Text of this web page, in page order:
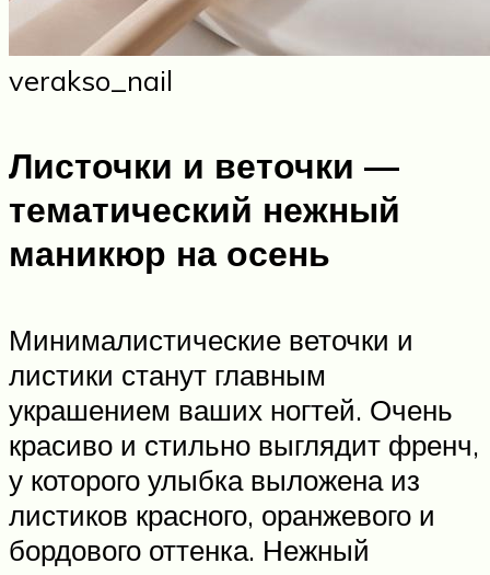
verakso_nail
Листочки и веточки —
тематический нежный
маникюр на осень
Минималистические веточки и
листики станут главным
украшением ваших ногтей. Очень
красиво и стильно выглядит френч,
у которого улыбка выложена из
листиков красного, оранжевого и
бордового оттенка. Нежный